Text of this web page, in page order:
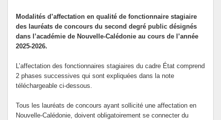
Modalités d’affectation en qualité de fonctionnaire stagiaire
des lauréats de concours du second degré public désignés
dans l’académie de Nouvelle-Calédonie au cours de l’année
2025-2026.
L’affectation des fonctionnaires stagiaires du cadre État comprend
2 phases successives qui sont expliquées dans la note
téléchargeable ci-dessous.
Tous les lauréats de concours ayant sollicité une affectation en
Nouvelle-Calédonie, doivent obligatoirement se connecter du